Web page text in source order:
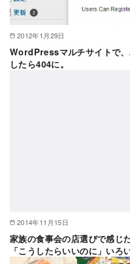
2012年1月29日
WordPressマルチサイトで
したら404に。
2014年11月15日
家族の食事会の店選びで感じ
「こうしたらいいのに」いろ